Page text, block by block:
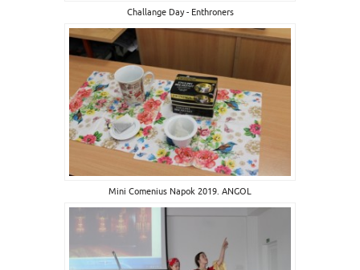
Challange Day - Enthroners
Mini Comenius Napok 2019. ANGOL